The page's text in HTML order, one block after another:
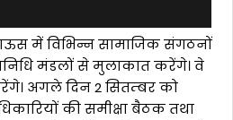
में विभिन्न सामाजिक संगठनों
मंडलों से मुलाकात करेंगे। वे
अगले दिन 2 सितम्बर को
की समीक्षा बैठक तथा